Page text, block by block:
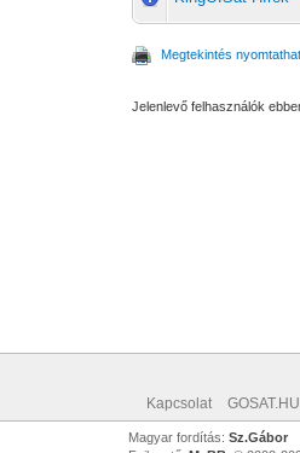
Megtekintés
Jelenlevő felhasználók
Kapcsolat
Magyar fordítás: Sz.Gábor